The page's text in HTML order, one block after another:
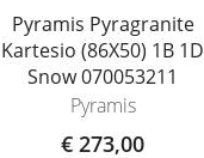
Pyramis Pyragranite
Kartesio (86X50) 1B 1D
Snow 070053211
Pyramis
€ 273,00